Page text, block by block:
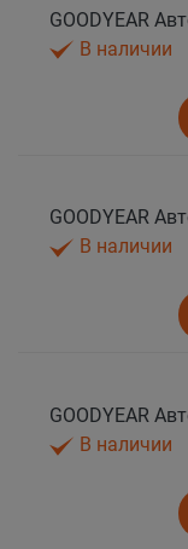
В наличии
В наличии
В наличии